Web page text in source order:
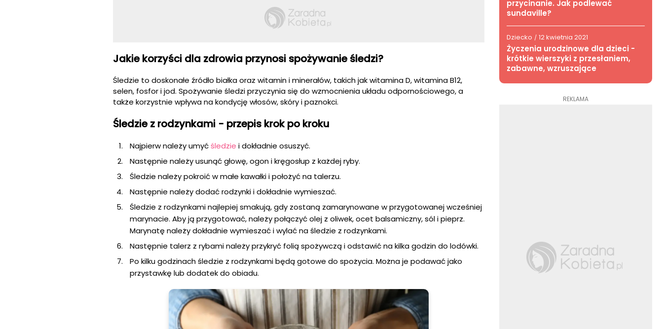
Jakie korzyści dla zdrowia przynosi spożywanie śledzi?
Śledzie to doskonałe źródło białka oraz witamin i minerałów, takich jak witamina D, witamina B12,
selen, fosfor i jod. Spożywanie śledzi przyczynia się do wzmocnienia układu odpornościowego, a
także korzystnie wpływa na kondycję włosów, skóry i paznokci.
Śledzie z rodzynkami - przepis krok po kroku
Najpierw należy umyćśledzie i dokładnie osuszyć.
Następnie należy usunąć głowę, ogon i kręgosłup z każdej ryby.
Śledzie należy pokroić w małe kawałki i położyć na talerzu.
Następnie należy dodać rodzynki i dokładnie wymieszać.
Śledzie z rodzynkami najlepiej smakują, gdy zostaną zamarynowane w przygotowanej wcześniej
marynacie. Aby ją przygotować, należy połączyć olej z oliwek, ocet balsamiczny, sól i pieprz.
Marynatę należy dokładnie wymieszać i wylać na śledzie z rodzynkami.
Następnie talerz z rybami należy przykryć folią spożywczą i odstawić na kilka godzin do lodówki.
Po kilku godzinach śledzie z rodzynkami będą gotowe do spożycia. Można je podawać jako
przystawkę lub dodatek do obiadu.
przycinanie. Jak podlewać
sundaville?
Dziecko / 12 kwietnia 2021
Życzenia urodzinowe dla dzieci -
krótkie wierszyki z przesłaniem,
zabawne, wzruszające
REKLAMA